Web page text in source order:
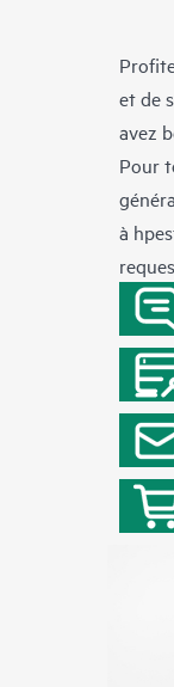
et de
avez
Pour
à